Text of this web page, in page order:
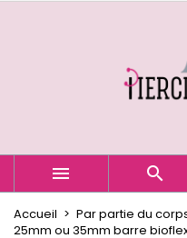
 
Accueil Par partie du
25mm ou 35mm barre
Créer une nouvelle
Nom de la liste d'envies
Annuler
Vous devez être
à votre liste d'envies.